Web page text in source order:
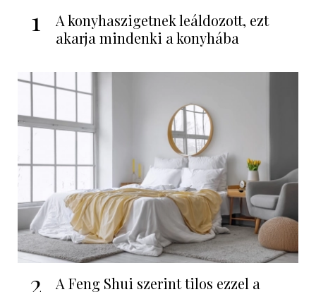
1
A konyhaszigetnek leáldozott, ezt
akarja mindenki a konyhába
2
A Feng Shui szerint tilos ezzel a